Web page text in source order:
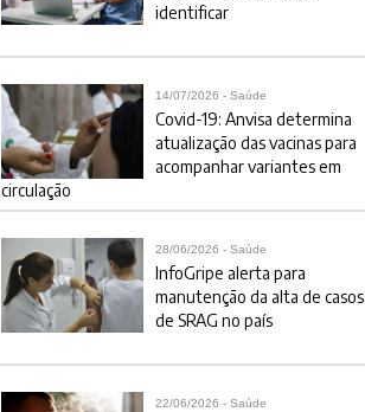
identificar
14/07/2026 - Saúde
Covid-19: Anvisa determina
atualização das vacinas para
acompanhar variantes em
circulação
28/06/2026 - Saúde
InfoGripe alerta para
manutenção da alta de casos
de SRAG no país
22/06/2026 - Saúde